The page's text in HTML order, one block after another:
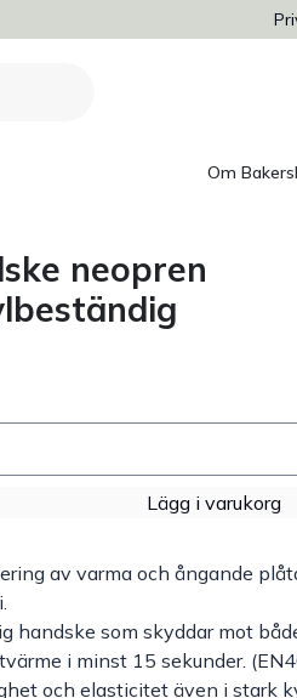
Trygg och säker
Om Bakers
neopren
Lägg i varukorg
av varma och ångande
handske som skyddar mot
i minst 15 sekunder.
och elasticitet även i stark